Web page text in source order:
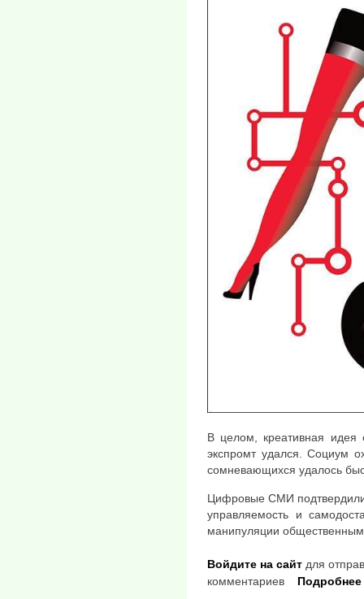
В целом, креативная идея
экспромт удался. Социум
сомневающихся удалось
Цифровые СМИ подтвердили
управляемость и
манипуляции
Войдите на сайт для
комментариев
Подробнее